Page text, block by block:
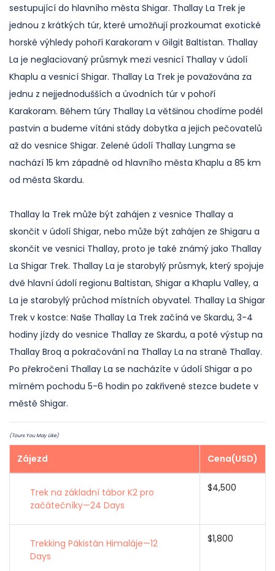
sestupující do hlavního města Shigar. Thallay La Trek je
jednou z krátkých túr, které umožňují prozkoumat exotické
horské výhledy pohoří Karakoram v Gilgit Baltistan. Thallay
La je neglaciovaný průsmyk mezi vesnicí Thallay v údolí
Khaplu a vesnicí Shigar. Thallay La Trek je považována za
jednu z nejjednodušších a úvodních túr v pohoří
Karakoram. Během túry Thallay La většinou chodíme podél
pastvin a budeme vítáni stády dobytka a jejich pečovatelů
až do vesnice Shigar. Zelené údolí Thallay Lungma se
nachází 15 km západně od hlavního města Khaplu a 85 km
od města Skardu.
Thallay la Trek může být zahájen z vesnice Thallay a
skončit v údolí Shigar, nebo může být zahájen ze Shigaru a
skončit ve vesnici Thallay, proto je také známý jako Thallay
La Shigar Trek. Thallay La je starobylý průsmyk, který spojuje
dvě hlavní údolí regionu Baltistan, Shigar a Khaplu Valley, a
La je starobylý průchod místních obyvatel. Thallay La Shigar
Trek v kostce: Naše Thallay La Trek začíná ve Skardu, 3-4
hodiny jízdy do vesnice Thallay ze Skardu, a poté výstup na
Thallay Broq a pokračování na Thallay La na straně Thallay.
Po překročení Thallay La se nacházíte v údolí Shigar a po
mírném pochodu 5-6 hodin po zakřivené stezce budete v
městě Shigar.
(Tours You May Like)
Zájezd Cena(USD)
Trek na základní tábor K2 pro
začátečníky—24 Days
$4,500
Trekking Pákistán Himaláje—12
Days
$1,800